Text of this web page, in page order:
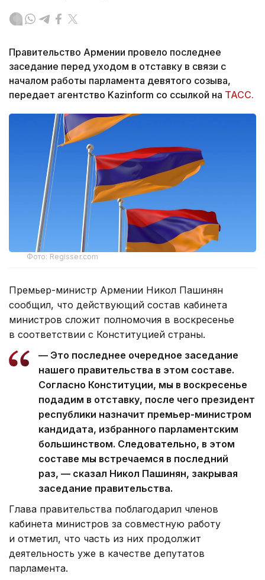
Правительство Армении провело последнее
заседание перед уходом в отставку в связи с
началом работы парламента девятого созыва,
передает агентство Kazinform со ссылкой на ТАСС.
Фото: Regisser.com
Премьер-министр Армении Никол Пашинян
сообщил, что действующий состав кабинета
министров сложит полномочия в воскресенье
в соответствии с Конституцией страны.
— Это последнее очередное заседание
нашего правительства в этом составе.
Согласно Конституции, мы в воскресенье
подадим в отставку, после чего президент
республики назначит премьер-министром
кандидата, избранного парламентским
большинством. Следовательно, в этом
составе мы встречаемся в последний
раз, — сказал Никол Пашинян, закрывая
заседание правительства.
Глава правительства поблагодарил членов
кабинета министров за совместную работу
и отметил, что часть из них продолжит
деятельность уже в качестве депутатов
парламента.